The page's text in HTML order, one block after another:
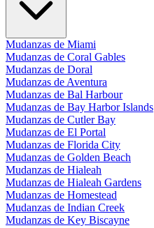
Mudanzas de Miami
Mudanzas de Coral Gables
Mudanzas de Doral
Mudanzas de Aventura
Mudanzas de Bal Harbour
Mudanzas de Bay Harbor Islands
Mudanzas de Cutler Bay
Mudanzas de El Portal
Mudanzas de Florida City
Mudanzas de Golden Beach
Mudanzas de Hialeah
Mudanzas de Hialeah Gardens
Mudanzas de Homestead
Mudanzas de Indian Creek
Mudanzas de Key Biscayne